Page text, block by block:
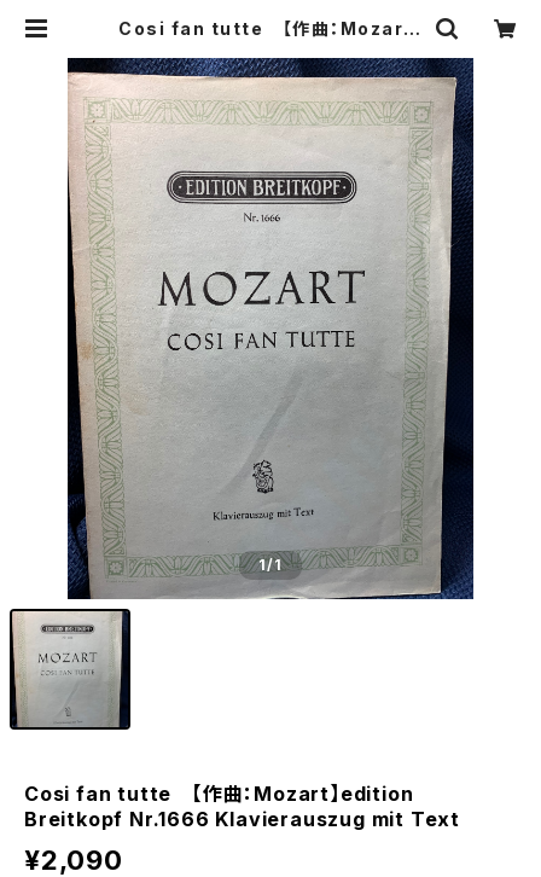
Cosi fan tutte 【作曲：Mozart】
vierauszug mit Text | Birds' T
ale Collective
1/1
Cosi fan tutte 【作曲：Mozart】edition
Breitkopf Nr.1666 Klavierauszug mit Text
¥2,090